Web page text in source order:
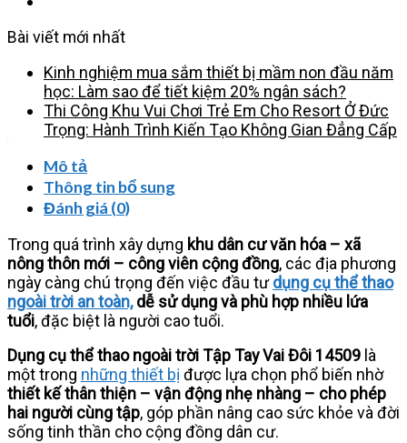
Giải
pháp
vận
động
an
toàn
cho
đồng
–
công
viên
–
nông
thôn
mới
số
Bài viết mới nhất
Kinh nghiệm mua sắm thiết bị mầm non đầu năm
học: Làm sao để tiết kiệm 20% ngân sách?
Thi Công Khu Vui Chơi Trẻ Em Cho Resort Ở Đức
Trọng: Hành Trình Kiến Tạo Không Gian Đẳng Cấp
Mô tả
Thông tin bổ sung
Đánh giá (0)
Trong quá trình xây dựng khu dân cư văn hóa – xã
nông thôn mới – công viên cộng đồng, các địa phương
ngày càng chú trọng đến việc đầu tưdụng cụ thể thao
ngoài trời an toàn,dễ sử dụng và phù hợp nhiều lứa
tuổi, đặc biệt là người cao tuổi.
Dụng cụ thể thao ngoài trời Tập Tay Vai Đôi 14509 là
một trong những thiết bị được lựa chọn phổ biến nhờ
thiết kế thân thiện – vận động nhẹ nhàng – cho phép
hai người cùng tập, góp phần nâng cao sức khỏe và đời
sống tinh thần cho cộng đồng dân cư.